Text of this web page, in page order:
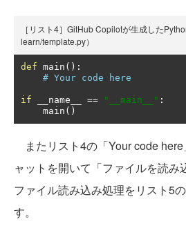
［リスト4］GitHub Copilotが生成した
learn/template.py）
def main ():
# Your code here
if __name__ == "__main__" :
    main
()
またリスト4の「Your code
ャットを開いて「ファイルを読み
ファイル読み込み処理をリスト5
す。